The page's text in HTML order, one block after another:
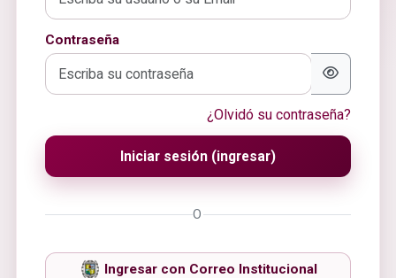
Contraseña
¿Olvidó su contraseña?
Iniciar sesión (ingresar)
O
Ingresar con Correo Institucional